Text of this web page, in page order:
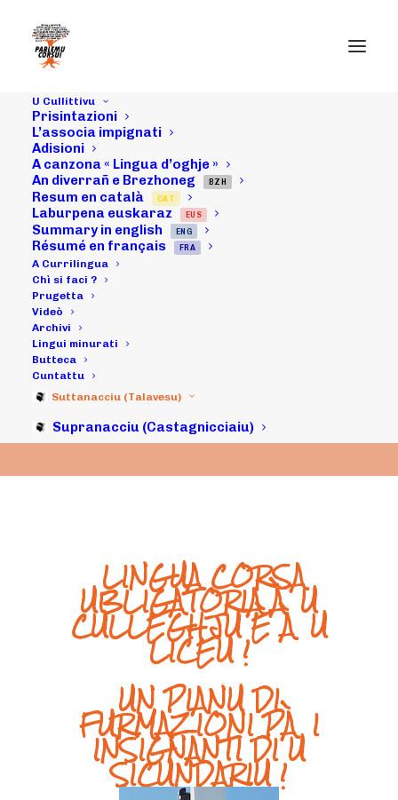
U Cullittivu
Prisintazioni
L’associa impignati
Adisioni
A canzona « Lingua d’oghje »
An diverrañ e Brezhoneg
BZH
Resum en català CAT
Laburpena euskaraz EUS
Summary in english ENG
Résumé en français FRA
A Currilingua
Chì si faci ?
Prugetta
Videò
Archivi
Lingui minurati
Butteca
Cuntattu
Suttanacciu (Talavesu)
Supranacciu (Castagnicciaiu)
20/09/17 :
azzioni "Basta a
cumedia" à nantu
à u tettu di u
Ritturatu
LINGUA CORSA
UBLIGATORIA À U
CULLEGHJU È À U
LICEU !
UN PIANU DI
FURMAZIONI PÀ I
INSIGNANTI DI U
SICUNDARIU !